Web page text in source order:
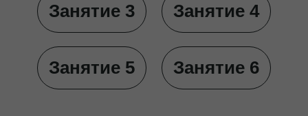
Занятие 4
Занятие 5 Занятие 6
Занятие 3